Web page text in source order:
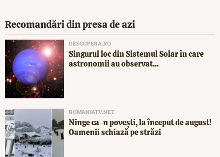
Recomandări din presa de azi
DESCOPERA.RO
Singurul loc din Sistemul Solar în care
astronomii au observat...
ROMANIATV.NET
Ninge ca-n povești, la început de august!
Oamenii schiază pe străzi